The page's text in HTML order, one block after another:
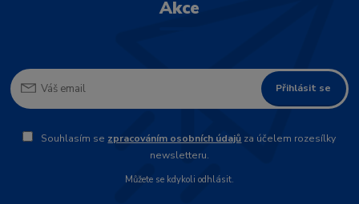
Akce
Přihlásit se
Souhlasím se zpracováním osobních údajů za účelem rozesílky
newsletteru.
Můžete se kdykoli odhlásit.